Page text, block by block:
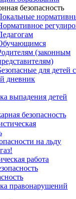
безопасность
(законным
для детей
дневник
выпадения детей
безопасность
на льду
работа
правонарушений